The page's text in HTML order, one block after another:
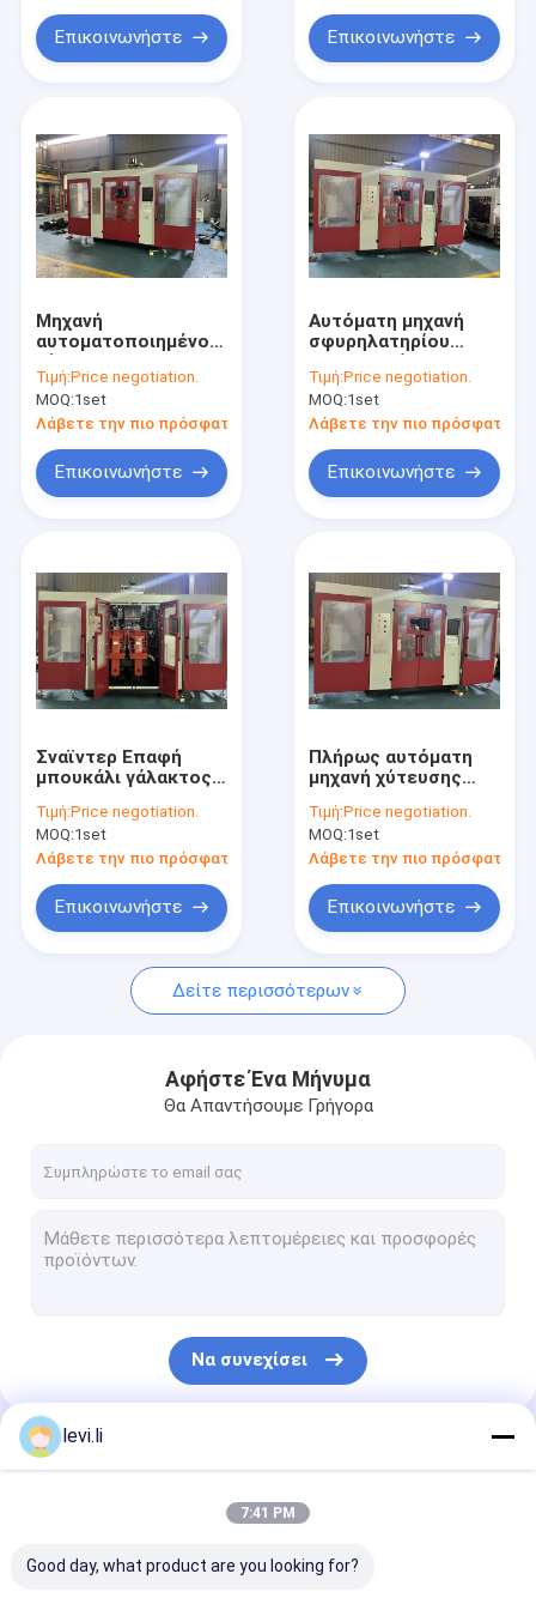
Επικοινωνήστε Επικοινωνήστε
Μηχανή
αυτοματοποιημένου
αναπήδηση για
μπουκάλι γάλακτος
Τιμή:Price negotiation.
MOQ:1set
Λάβετε την πιο πρόσφατη τιμή
Επικοινωνήστε
Αυτόματη μηχανή
σφυρηλατηρίου
ομαλή και
ομοιόμορφη
παραγωγή
Τιμή:Price negotiation.
MOQ:1set
Λάβετε την πιο πρόσφατη
Επικοινωνήστε
Σναϊντερ Επαφή
μπουκάλι γάλακτος
μπουκάλι 4
κοιλότητα
κατοικίδιο μηχανή
φυσήματος
Τιμή:Price negotiation.
MOQ:1set
Λάβετε την πιο πρόσφατη τιμή
Επικοινωνήστε
Πλήρως αυτόματη
μηχανή χύτευσης
κοιλότητας για
βιομηχανικά
Τιμή:Price negotiation.
MOQ:1set
Λάβετε την πιο πρόσφατη
Επικοινωνήστε
Δείτε περισσότερων
Αφήστε Ένα Μήνυμα
Θα Απαντήσουμε Γρήγορα
Να συνεχίσει
Οι Κατηγορίες Μας
levi.li
7:41 PM
Good day, what product are you looking for?